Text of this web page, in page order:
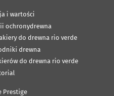
i wartości
ochronydrewna
do drewna rio verde
drewna
do drewna rio verde
Prestige